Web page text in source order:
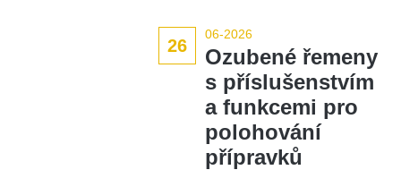
26
06-2026
Ozubené řemeny
s příslušenstvím
a funkcemi pro
polohování
přípravků